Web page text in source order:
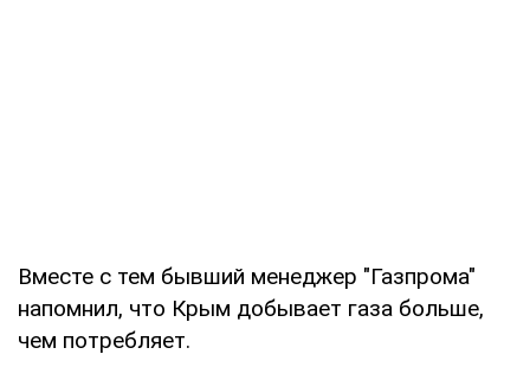
Вместе с тем бывший менеджер "Газпрома"
напомнил, что Крым добывает газа больше,
чем потребляет.